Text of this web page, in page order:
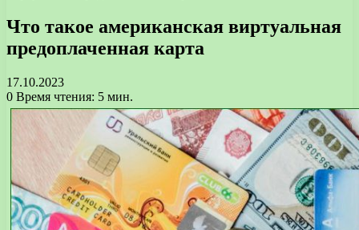
Что такое американская виртуальная
предоплаченная карта
17.10.2023
0 Время чтения: 5 мин.